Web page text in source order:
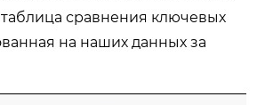
сравнения ключевых
на наших данных за